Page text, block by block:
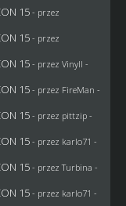
15 - przez
15 - przez
15 - przez Vinyll -
15 - przez FireMan -
15 - przez pittzip-
15 - przez karlo71 -
15 - przez Turbina -
15 - przez karlo71 -